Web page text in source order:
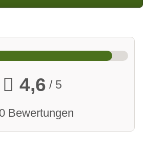
4,6 / 5
Bewertungen